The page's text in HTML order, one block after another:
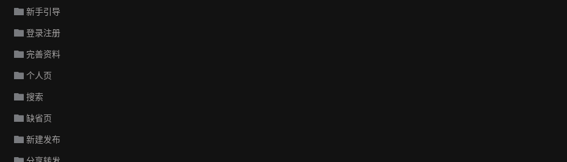
新手引导
登录注册
完善资料
个人页
搜索
缺省页
新建发布